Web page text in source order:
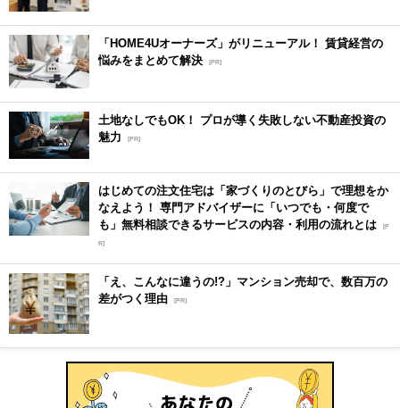
「HOME4Uオーナーズ」がリニューアル！ 賃貸経営の
悩みをまとめて解決 [PR]
土地なしでもOK！ プロが導く失敗しない不動産投資の
魅力
[PR]
はじめての注文住宅は「家づくりのとびら」で理想をか
なえよう！ 専門アドバイザーに「いつでも・何度で
も」無料相談できるサービスの内容・利用の流れとは [P
R]
「え、こんなに違うの!?」マンション売却で、数百万の
差がつく理由 [PR]